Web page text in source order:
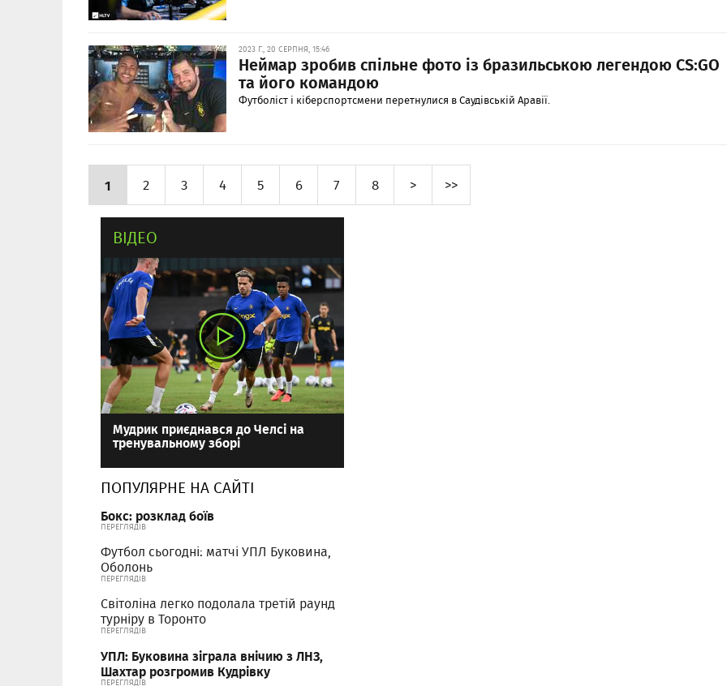
2023 Г., 20 СЕРПНЯ, 15:46
Неймар зробив спільне фото із бразильською легендою CS:GO
та його командою
Футболіст і кіберспортсмени перетнулися в Саудівській Аравії.
1 2 3 4 5 6 7 8 > >>
ВІДЕО
Мудрик приєднався до Челсі на
тренувальному зборі
ПОПУЛЯРНЕ НА САЙТІ
Бокс: розклад боїв
ПЕРЕГЛЯДІВ
Футбол сьогодні: матчі УПЛ Буковина,
Оболонь
ПЕРЕГЛЯДІВ
Світоліна легко подолала третій раунд
турніру в Торонто
ПЕРЕГЛЯДІВ
УПЛ: Буковина зіграла внічию з ЛНЗ,
Шахтар розгромив Кудрівку
ПЕРЕГЛЯДІВ